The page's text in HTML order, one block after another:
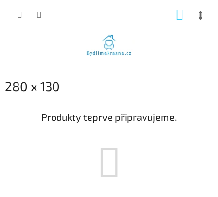
280 x 130
Produkty teprve připravujeme.